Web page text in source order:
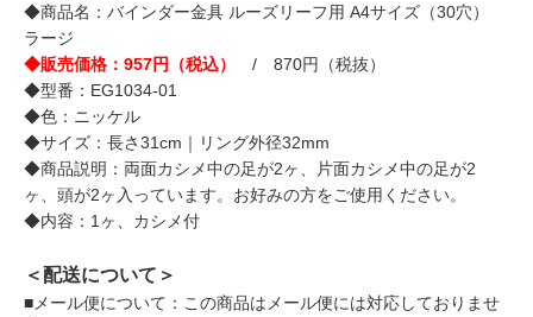
◆商品名：バインダー金具 ルーズリーフ用 A4サイズ（30穴）
ラージ
◆販売価格：957円（税込）
/ 870円（税抜）
◆型番：EG1034-01
◆色：ニッケル
◆サイズ：長さ31cm｜リング外径32mm
◆商品説明：両面カシメ中の足が2ヶ、片面カシメ中の足が2
ヶ、頭が2ヶ入っています。お好みの方をご使用ください。
◆内容：1ヶ、カシメ付
＜配送について＞
■メール便について：この商品はメール便には対応しておりませ